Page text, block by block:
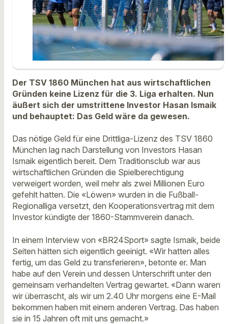
Der TSV 1860 München hat aus wirtschaftlichen
Gründen keine Lizenz für die 3. Liga erhalten. Nun
äußert sich der umstrittene Investor Hasan Ismaik
und behauptet: Das Geld wäre da gewesen.
Das nötige Geld für eine Drittliga-Lizenz des TSV 1860
München lag nach Darstellung von Investors Hasan
Ismaik eigentlich bereit. Dem Traditionsclub war aus
wirtschaftlichen Gründen die Spielberechtigung
verweigert worden, weil mehr als zwei Millionen Euro
gefehlt hatten. Die «Löwen» wurden in die Fußball-
Regionalliga versetzt, den Kooperationsvertrag mit dem
Investor kündigte der 1860-Stammverein danach.
In einem Interview von «BR24Sport» sagte Ismaik, beide
Seiten hätten sich eigentlich geeinigt. «Wir hatten alles
fertig, um das Geld zu transferieren», betonte er. Man
habe auf den Verein und dessen Unterschrift unter den
gemeinsam verhandelten Vertrag gewartet. «Dann waren
wir überrascht, als wir um 2.40 Uhr morgens eine E-Mail
bekommen haben mit einem anderen Vertrag. Das haben
sie in 15 Jahren oft mit uns gemacht.»